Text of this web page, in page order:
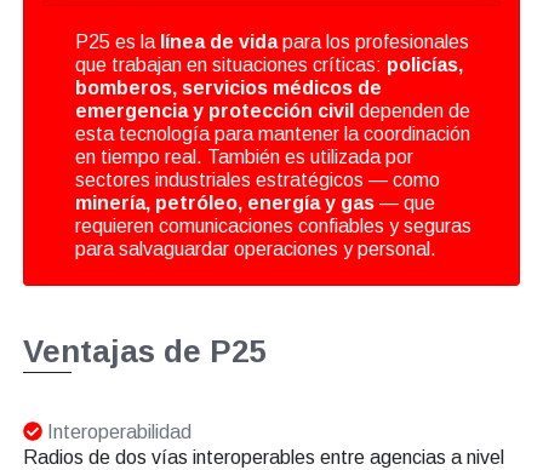
P25 es la línea de vidapara los profesionales
que trabajan en situaciones críticas: policías,
bomberos, servicios médicos de
emergencia y protección civil dependen de
esta tecnología para mantener la coordinación
en tiempo real. También es utilizada por
sectores industriales estratégicos — como
minería, petróleo, energía y gas— que
requieren comunicaciones confiables y seguras
para salvaguardar operaciones y personal.
Ventajas de P25
Interoperabilidad
Radios de dos vías interoperables entre agencias a nivel